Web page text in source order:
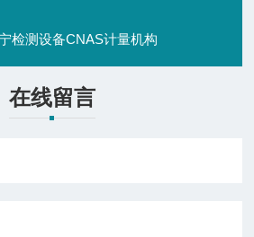
检测设备CNAS计量机构
在线留言